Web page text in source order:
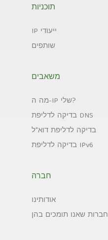
תוכניות
IP ייעודי
שותפים
משאבים
מה ה-IP שלי?
בדיקה לדליפת DNS
בדיקה לדליפת דוא"ל
בדיקה לדליפת IPv6
חברה
אודותינו
חברות שאנו תומכים בהן